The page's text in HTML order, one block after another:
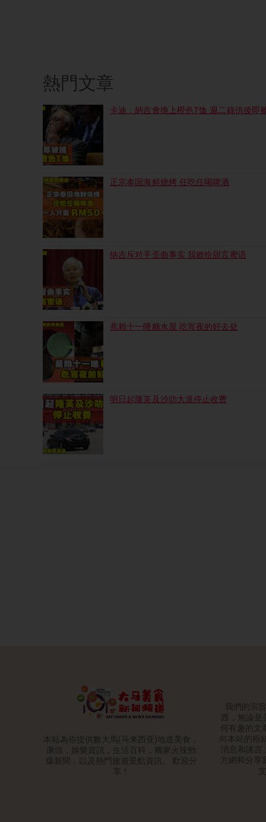
熱門文章
卡迪：納吉會換上橙色T恤 週二錄供後即
正宗泰国海鲜烧烤 任吃任喝啤酒
纳吉斥对手歪曲事实 我败给甜言蜜语
蕉赖十一哩糖水屋 吃宵夜的好去处
明日起隆芙及沙叻大道停止收费
本站為你提供數大馬(马来西亚)地道美食，
康頭，娛樂資訊，生活百科，獨家火辣勁
爆新聞，以及熱門旅遊景點資訊。 歡迎分
享！
我們的宗
西，無論是
何有趣的文
向本站的粉
消息和謠言
方網和分享